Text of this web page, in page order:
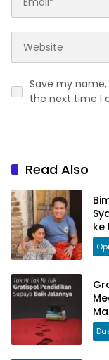
Save my
the next time I
Read Also
ke